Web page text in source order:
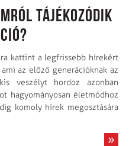
tájékozódik
kattint a legfrissebb hírekért
az előző generációknak az
veszélyt hordoz azonban
hagyományosan életmódhoz
komoly hírek megosztására